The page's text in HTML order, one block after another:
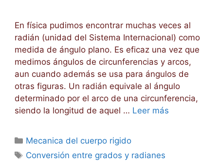
En física pudimos encontrar muchas veces al
radián (unidad del Sistema Internacional) como
medida de ángulo plano. Es eficaz una vez que
medimos ángulos de circunferencias y arcos,
aun cuando además se usa para ángulos de
otras figuras. Un radián equivale al ángulo
determinado por el arco de una circunferencia,
siendo la longitud de aquel … Leer más
Categorías
Mecanica del cuerpo rigido
Etiquetas
Conversión entre grados y radianes